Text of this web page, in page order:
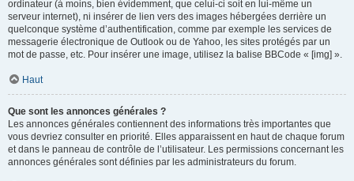
ordinateur (à moins, bien évidemment, que celui-ci soit en lui-même un
serveur internet), ni insérer de lien vers des images hébergées derrière un
quelconque système d’authentification, comme par exemple les services de
messagerie électronique de Outlook ou de Yahoo, les sites protégés par un
mot de passe, etc. Pour insérer une image, utilisez la balise BBCode « [img] ».
Haut
Que sont les annonces générales ?
Les annonces générales contiennent des informations très importantes que
vous devriez consulter en priorité. Elles apparaissent en haut de chaque forum
et dans le panneau de contrôle de l’utilisateur. Les permissions concernant les
annonces générales sont définies par les administrateurs du forum.